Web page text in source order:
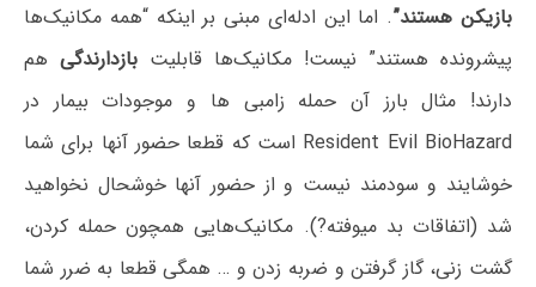
بازیکن هستند”. اما این ادله‌ای مبنی بر اینکه “همه مکانیک‌ها
پیشرونده هستند” نیست! مکانیک‌ها قابلیت بازدارندگی هم
دارند! مثال بارز آن حمله زامبی ها و موجودات بیمار در
Resident Evil BioHazard است که قطعا حضور آنها برای شما
خوشایند و سودمند نیست و از حضور آنها خوشحال نخواهید
شد (اتفاقات بد میوفته?). مکانیک‌هایی همچون حمله کردن،
گشت زنی، گاز گرفتن و ضربه زدن و … همگی قطعا به ضرر شما